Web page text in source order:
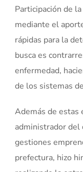
Participación de
mediante el
rápidas para la
busca es
enfermedad,
de los sistemas
Además de estas
administrador del
gestiones
prefectura, hizo